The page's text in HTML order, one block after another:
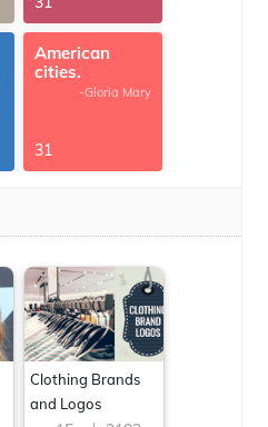
American
cities.
-Gloria Mary
31
Clothing Brands
and Logos